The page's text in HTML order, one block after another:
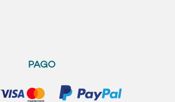
PAGO